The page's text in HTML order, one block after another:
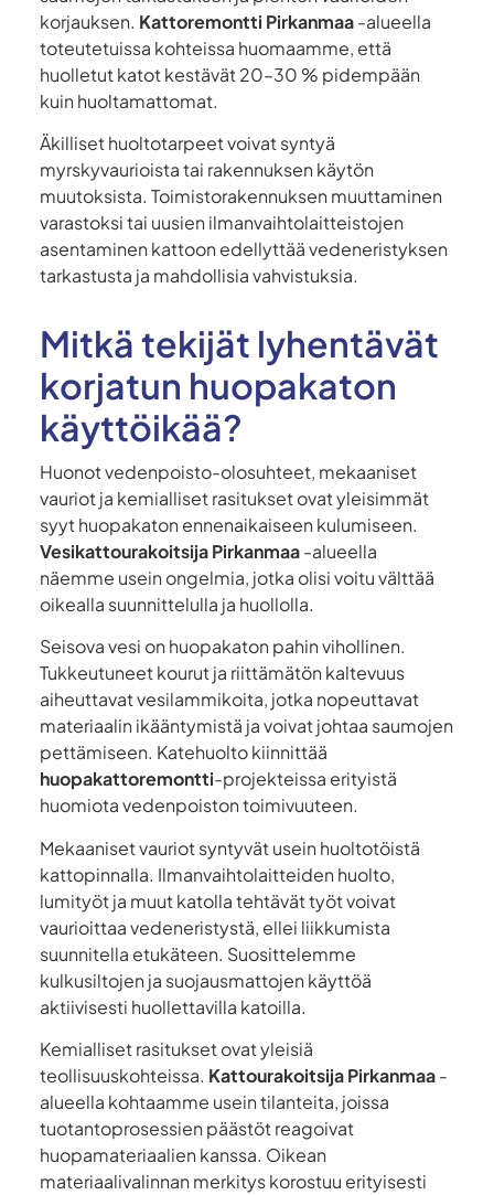
korjauksen. Kattoremontti Pirkanmaa-alueella
toteutetuissa kohteissa huomaamme, että
huolletut katot kestävät 20–30 % pidempään
kuin huoltamattomat.
Äkilliset huoltotarpeet voivat syntyä
myrskyvaurioista tai rakennuksen käytön
muutoksista. Toimistorakennuksen muuttaminen
varastoksi tai uusien ilmanvaihtolaitteistojen
asentaminen kattoon edellyttää vedeneristyksen
tarkastusta ja mahdollisia vahvistuksia.
Mitkä tekijät lyhentävät
korjatun huopakaton
käyttöikää?
Huonot vedenpoisto-olosuhteet, mekaaniset
vauriot ja kemialliset rasitukset ovat yleisimmät
syyt huopakaton ennenaikaiseen kulumiseen.
Vesikattourakoitsija Pirkanmaa-alueella
näemme usein ongelmia, jotka olisi voitu välttää
oikealla suunnittelulla ja huollolla.
Seisova vesi on huopakaton pahin vihollinen.
Tukkeutuneet kourut ja riittämätön kaltevuus
aiheuttavat vesilammikoita, jotka nopeuttavat
materiaalin ikääntymistä ja voivat johtaa saumojen
pettämiseen. Katehuolto kiinnittää
huopakattoremontti-projekteissa erityistä
huomiota vedenpoiston toimivuuteen.
Mekaaniset vauriot syntyvät usein huoltotöistä
kattopinnalla. Ilmanvaihtolaitteiden huolto,
lumityöt ja muut katolla tehtävät työt voivat
vaurioittaa vedeneristystä, ellei liikkumista
suunnitella etukäteen. Suosittelemme
kulkusiltojen ja suojausmattojen käyttöä
aktiivisesti huollettavilla katoilla.
Kemialliset rasitukset ovat yleisiä
teollisuuskohteissa. Kattourakoitsija Pirkanmaa-
alueella kohtaamme usein tilanteita, joissa
tuotantoprosessien päästöt reagoivat
huopamateriaalien kanssa. Oikean
materiaalivalinnan merkitys korostuu erityisesti